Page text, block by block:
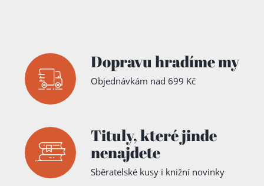
Dopravu hradíme my
Objednávkám nad 699 Kč
Tituly,které jinde
nenajdete
Sběratelské kusy i knižní novinky